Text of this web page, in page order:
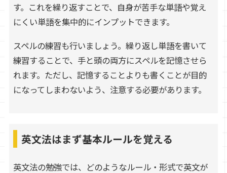
す。これを繰り返すことで、自身が苦手な単語や覚え
にくい単語を集中的にインプットできます。
スペルの練習も行いましょう。繰り返し単語を書いて
練習することで、手と頭の両方にスペルを記憶させら
れます。ただし、記憶することよりも書くことが目的
になってしまわないよう、注意する必要があります。
英文法はまず基本ルールを覚える
英文法の勉強では、どのようなルール・形式で英文が